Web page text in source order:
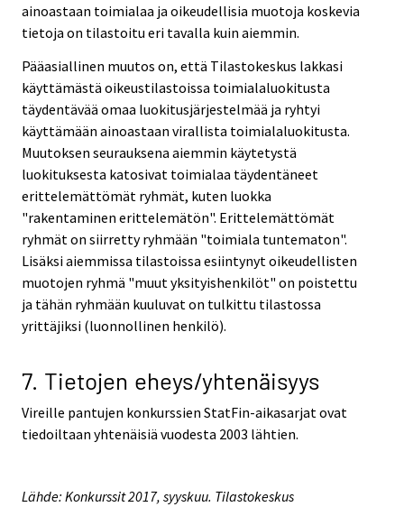
ainoastaan toimialaa ja oikeudellisia muotoja koskevia
tietoja on tilastoitu eri tavalla kuin aiemmin.
Pääasiallinen muutos on, että Tilastokeskus lakkasi
käyttämästä oikeustilastoissa toimialaluokitusta
täydentävää omaa luokitusjärjestelmää ja ryhtyi
käyttämään ainoastaan virallista toimialaluokitusta.
Muutoksen seurauksena aiemmin käytetystä
luokituksesta katosivat toimialaa täydentäneet
erittelemättömät ryhmät, kuten luokka
"rakentaminen erittelemätön". Erittelemättömät
ryhmät on siirretty ryhmään "toimiala tuntematon".
Lisäksi aiemmissa tilastoissa esiintynyt oikeudellisten
muotojen ryhmä "muut yksityishenkilöt" on poistettu
ja tähän ryhmään kuuluvat on tulkittu tilastossa
yrittäjiksi (luonnollinen henkilö).
7. Tietojen eheys/yhtenäisyys
Vireille pantujen konkurssien StatFin-aikasarjat ovat
tiedoiltaan yhtenäisiä vuodesta 2003 lähtien.
Lähde: Konkurssit 2017, syyskuu. Tilastokeskus